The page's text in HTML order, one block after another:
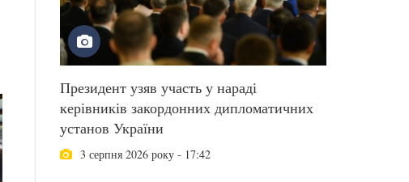
Президент узяв участь у нараді
керівників закордонних дипломатичних
установ України
3 серпня 2026 року - 17:42